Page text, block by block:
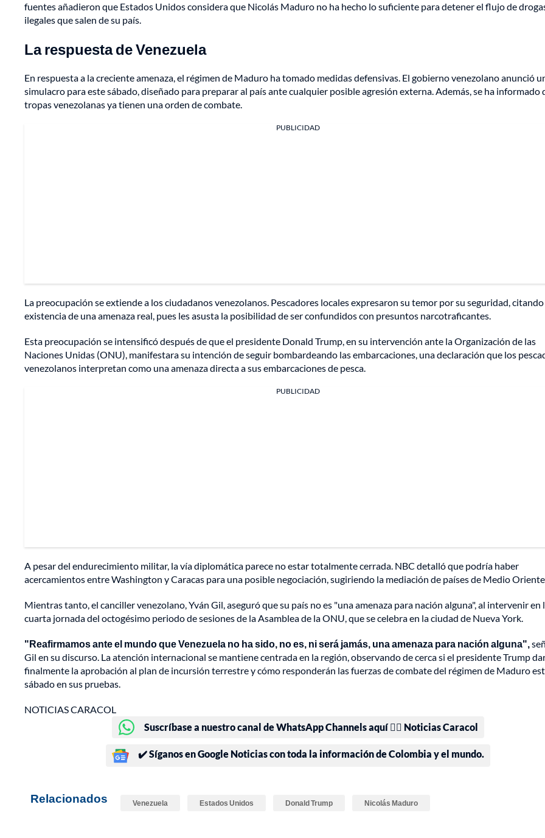
fuentes añadieron que Estados Unidos considera que Nicolás Maduro no ha hecho lo suficiente para detener el flujo de
ilegales que salen de su país.
La respuesta de Venezuela
En respuesta a la creciente amenaza, el régimen de Maduro ha tomado medidas defensivas. El gobierno venezolano anunció
simulacro para este sábado, diseñado para preparar al país ante cualquier posible agresión externa. Además, se ha informado
tropas venezolanas ya tienen una orden de combate.
PUBLICIDAD
La preocupación se extiende a los ciudadanos venezolanos. Pescadores locales expresaron su temor por su seguridad,
existencia de una amenaza real, pues les asusta la posibilidad de ser confundidos con presuntos narcotraficantes.
Esta preocupación se intensificó después de que el presidente Donald Trump, en su intervención ante la Organización de las
Naciones Unidas (ONU), manifestara su intención de seguir bombardeando las embarcaciones, una declaración que los
venezolanos interpretan como una amenaza directa a sus embarcaciones de pesca.
PUBLICIDAD
A pesar del endurecimiento militar, la vía diplomática parece no estar totalmente cerrada. NBC detalló que podría haber
acercamientos entre Washington y Caracas para una posible negociación, sugiriendo la mediación de países de Medio
Mientras tanto, el canciller venezolano, Yván Gil, aseguró que su país no es "una amenaza para nación alguna", al intervenir en
cuarta jornada del octogésimo periodo de sesiones de la Asamblea de la ONU, que se celebra en la ciudad de Nueva York.
"Reafirmamos ante el mundo que Venezuela no ha sido, no es, ni será jamás, una amenaza para nación alguna",
Gil en su discurso. La atención internacional se mantiene centrada en la región, observando de cerca si el presidente Trump
finalmente la aprobación al plan de incursión terrestre y cómo responderán las fuerzas de combate del régimen de Maduro
sábado en sus pruebas.
NOTICIAS CARACOL
Suscríbase a nuestro canal de WhatsApp Channels aquí 👉🏻 Noticias Caracol
✔️ Síganos en Google Noticias con toda la información de Colombia y el mundo.
Relacionados Venezuela Estados Unidos Donald Trump Nicolás Maduro